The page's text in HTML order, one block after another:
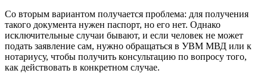
Со вторым вариантом получается проблема: для получения
такого документа нужен паспорт, но его нет. Однако
исключительные случаи бывают, и если человек не может
подать заявление сам, нужно обращаться в УВМ МВД или к
нотариусу, чтобы получить консультацию по вопросу того,
как действовать в конкретном случае.